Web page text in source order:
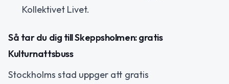
Kollektivet Livet.
Så tar du dig till Skeppsholmen: gratis
Kulturnattsbuss
Stockholms stad uppger att gratis